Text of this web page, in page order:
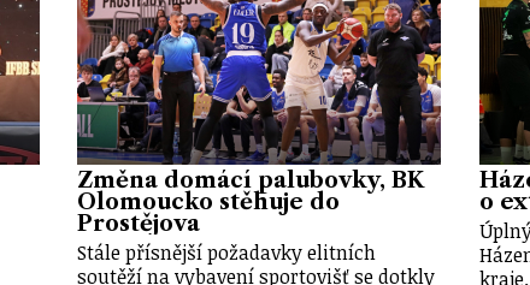
Změna domácí palubovky, BK
Olomoucko stěhuje do
Prostějova
Stále přísnější požadavky elitních
soutěží na vybavení sportovišť se dotkly
o